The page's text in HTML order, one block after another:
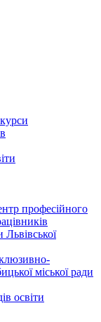
професійного
Львівської
міської ради
освіти